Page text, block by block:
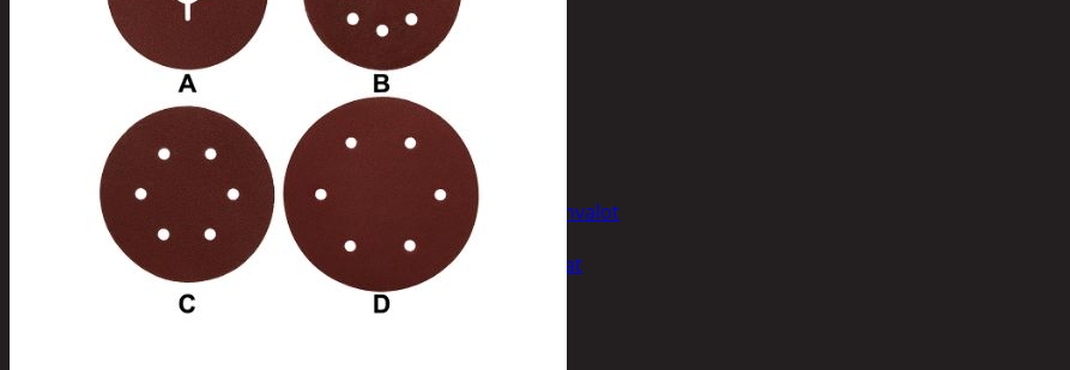
Tuotevalikoima
Poistotuotteet
Joulu
Joulu- ja kausivalot
Eläimet ja tontut
Kyntteliköt
Valoketjut ja kuusenvalot
Joulukoristeet
Kranssit ja asetelmat
Tontut ja muut
Joulutekstiilit